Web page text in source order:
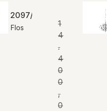
2097/18 (frosted bulbs)
Flos
1
4
.
4
0
0
,
0